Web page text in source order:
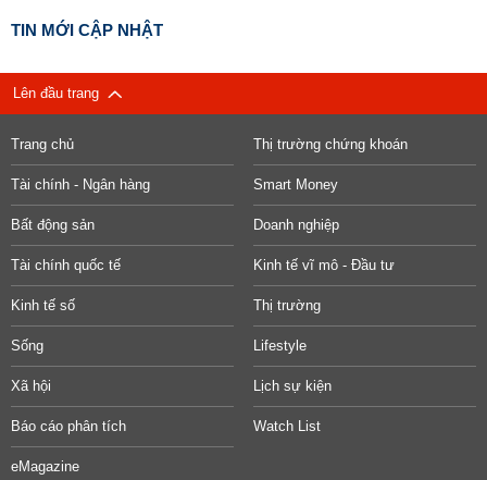
TIN MỚI CẬP NHẬT
Lên đầu trang
Trang chủ Thị trường chứng khoán
Tài chính - Ngân hàng Smart Money
Bất động sản Doanh nghiệp
Tài chính quốc tế Kinh tế vĩ mô - Đầu tư
Kinh tế số Thị trường
Sống Lifestyle
Xã hội Lịch sự kiện
Báo cáo phân tích Watch List
eMagazine